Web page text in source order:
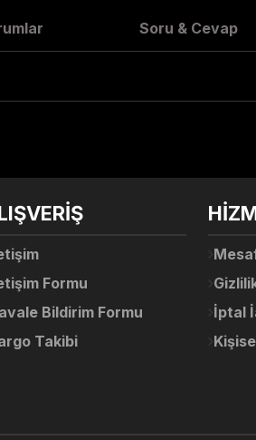
Soru & Cevap
Formu
Bildirim Formu
Takibi
İptal